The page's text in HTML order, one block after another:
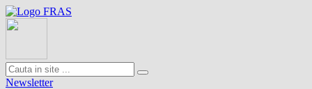
Newsletter